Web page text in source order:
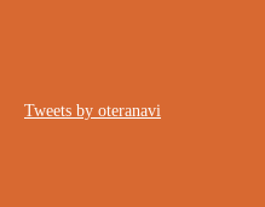
Tweets by oteranavi